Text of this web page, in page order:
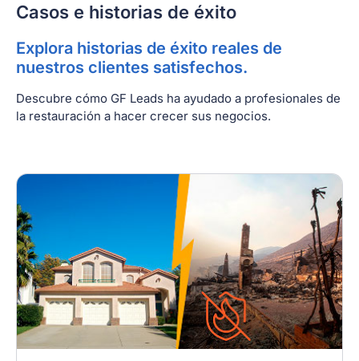
Casos e historias de éxito
Explora historias de éxito reales de
nuestros clientes satisfechos.
Descubre cómo GF Leads ha ayudado a profesionales de
la restauración a hacer crecer sus negocios.